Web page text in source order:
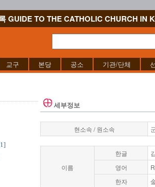
GUIDE TO THE CATHOLIC CHURCH IN
교구 본당 공소 기관/단체
세부정보
현소속 / 원소속
이름
한글
영어
한자